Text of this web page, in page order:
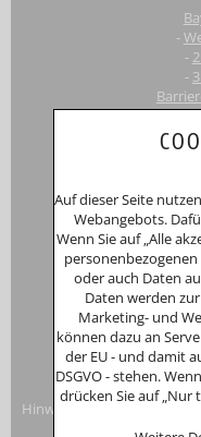
-
-
-
Tel.
Fax:
Internet:
eMail:
USt-
Hinweise zur
nicht an
Auf dieser Seite
Webangebots.
Wenn Sie auf „Alle
oder auch Daten
Daten werden
Marketing- und
können dazu an
der EU - und damit
DSGVO - stehen.
drücken Sie auf „Nur